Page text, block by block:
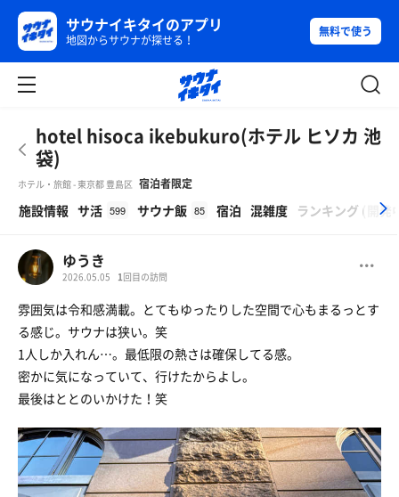
サウナイキタイのアプリ
地図からサウナが探せる！
無料で使う
hotel hisoca ikebukuro(ホテル ヒソカ 池
袋)
ホテル・旅館 - 東京都 豊島区 宿泊者限定
施設情報 サ活 599 サウナ飯 85 宿泊 混雑度 ランキング ( 開発
ゆうき
2026.05.05 1 回目の訪問
雰囲気は令和感満載。とてもゆったりした空間で心もまるっとす
る感じ。サウナは狭い。笑
1人しか入れん…。最低限の熱さは確保してる感。
密かに気になっていて、行けたからよし。
最後はととのいかけた！笑